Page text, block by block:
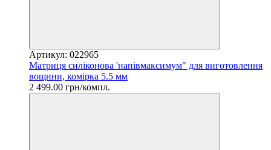
Артикул: 022965
Матриця силіконова 'напівмаксимум" для виготовлення
вощини, комірка 5.5 мм
2 499.00 грн/компл.